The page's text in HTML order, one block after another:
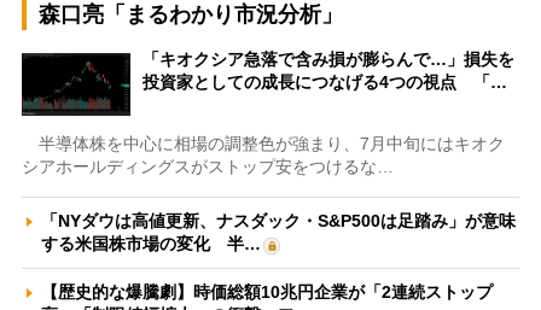
森口亮「まるわかり市況分析」
「キオクシア急落で含み損が膨らんで…」損失を
投資家としての成長につなげる4つの視点 「…
半導体株を中心に相場の調整色が強まり、7月中旬にはキオク
シアホールディングスがストップ安をつけるな…
「NYダウは高値更新、ナスダック・S&P500は足踏み」が意味
する米国株市場の変化 半…
【歴史的な爆騰劇】時価総額10兆円企業が「2連続ストップ